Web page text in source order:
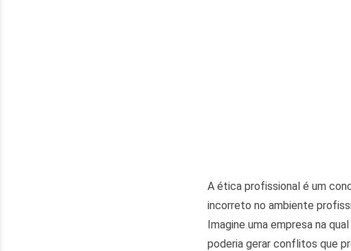
A ética profissional é um
incorreto no ambiente
Imagine uma empresa na
poderia gerar conflitos que